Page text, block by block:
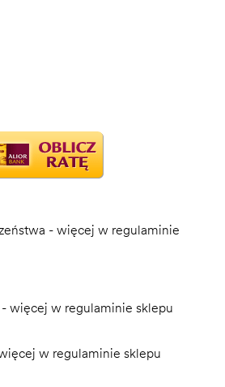
- więcej w regulaminie
więcej w regulaminie sklepu
w regulaminie sklepu